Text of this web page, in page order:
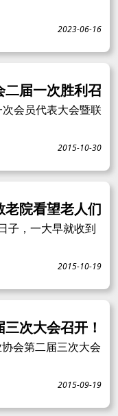
2023-06-16
届一次胜利召
会员代表大会暨联
2015-10-30
院看望老人们
子，一大早就收到
2015-10-19
次大会召开！
会第二届三次大会
2015-09-19